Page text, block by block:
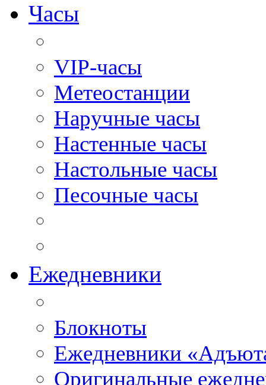
Часы
VIP-часы
Метеостанции
Наручные часы
Настенные часы
Настольные часы
Песочные часы
Ежедневники
Блокноты
Ежедневники
Оригинальные